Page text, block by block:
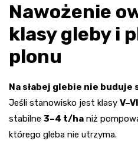
Nawożenie
klasy gleby i
plonu
Na słabej glebie nie
Jeśli stanowisko jest klasy V–VI
stabilne 3–4 t/ha niż
którego gleba nie utrzyma.